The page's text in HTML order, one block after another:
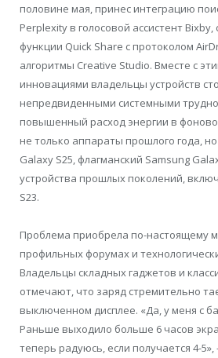
половине мая, принес интеграцию
Perplexity в голосовой ассистент
функции Quick Share с протоколом
алгоритмы Creative Studio. Вместе с
инновациями владельцы устройств
непредвиденными системными
повышенный расход энергии в
не только аппараты прошлого года,
Galaxy S25, флагманский Samsung
устройства прошлых поколений,
S23.
Проблема приобрела по-настоящему
профильных форумах и
Владельцы складных гаджетов и
отмечают, что заряд стремительно
выключенном дисплее. «Да, у меня с
Раньше выходило больше 6 часов
теперь радуюсь, если получается 4-